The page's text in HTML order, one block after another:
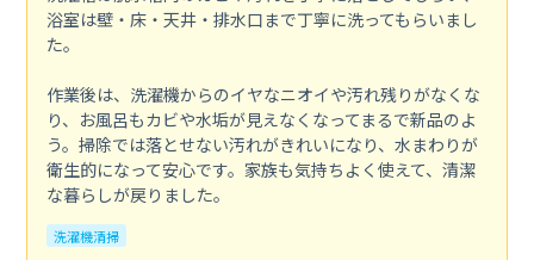
浴室は壁・床・天井・排水口まで丁寧に洗ってもらいまし
た。
作業後は、洗濯機からのイヤなニオイや汚れ残りがなくな
り、お風呂もカビや水垢が見えなくなってまるで新品のよ
う。掃除では落とせない汚れがきれいになり、水まわりが
衛生的になって安心です。家族も気持ちよく使えて、清潔
な暮らしが戻りました。
洗濯機清掃